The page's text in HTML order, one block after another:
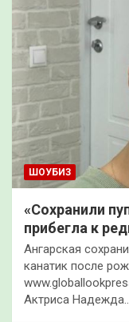
ШОУБИЗ
«Сохранили
прибегла к
Ангарская
канатик после
Актриса